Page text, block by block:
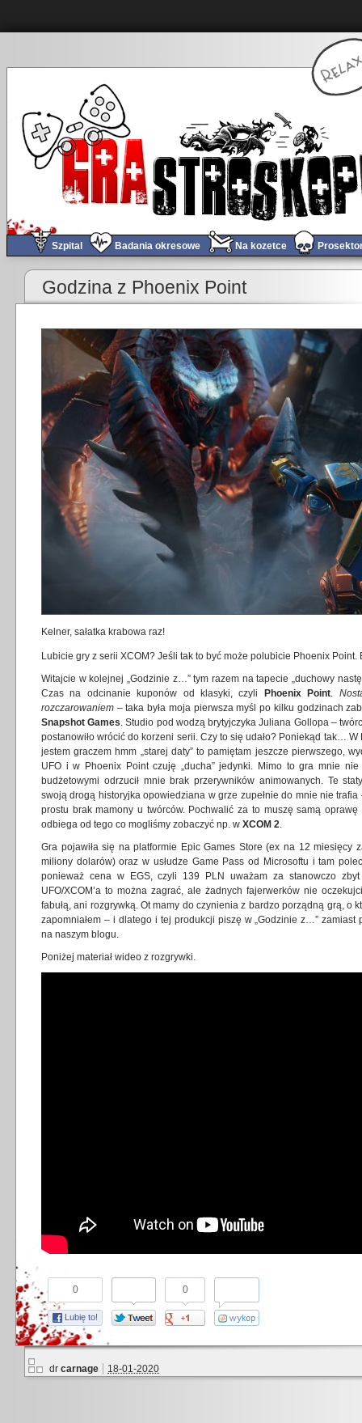
Szpital Badania okresowe Na kozetce
Obchód tygodnia #409
Godzina z Phoenix Point
Kelner, sałatka krabowa raz!
Lubicie gry z serii XCOM? Jeśli tak to być może polubicie Phoenix
Witajcie w kolejnej „Godzinie z…” tym razem na tapecie „duchowy
Czas na odcinanie kuponów od klasyki, czyli
Phoenix Point.
rozczarowaniem – taka była moja pierwsza myśl po kilku godzinach
Snapshot Games. Studio pod wodzą brytyjczyka Juliana Gollopa –
postanowiło wrócić do korzeni serii. Czy to się udało? Poniekąd tak…
jestem graczem hmm „starej daty” to pamiętam jeszcze pierwszego,
UFO i w Phoenix Point czuję „ducha” jedynki. Mimo to gra mnie
budżetowymi odrzucił mnie brak przerywników animowanych. Te
swoją drogą historyjka opowiedziana w grze zupełnie do mnie nie trafia
prostu brak mamony u twórców. Pochwalić za to muszę samą
odbiega od tego co mogliśmy zobaczyć np. w XCOM 2.
Gra pojawiła się na platformie Epic Games Store (ex na 12 miesięcy
miliony dolarów) oraz w usłudze Game Pass od Microsoftu i tam
ponieważ cena w EGS, czyli 139 PLN uważam za stanowczo
UFO/XCOM’a to można zagrać, ale żadnych fajerwerków nie
fabułą, ani rozgrywką. Ot mamy do czynienia z bardzo porządną grą, o
zapomniałem – i dlatego i tej produkcji piszę w „Godzinie z…” zamiast
na naszym blogu.
Poniżej materiał wideo z rozgrywki.
0
Lubię to!
0
dr carnage 18-01-2020